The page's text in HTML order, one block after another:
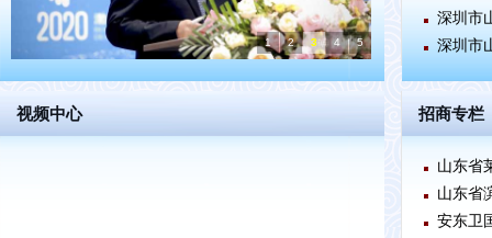
1
1 2 3 4 5
深圳市
深圳市
视频中心 招商专栏
山东省
山东省
安东卫